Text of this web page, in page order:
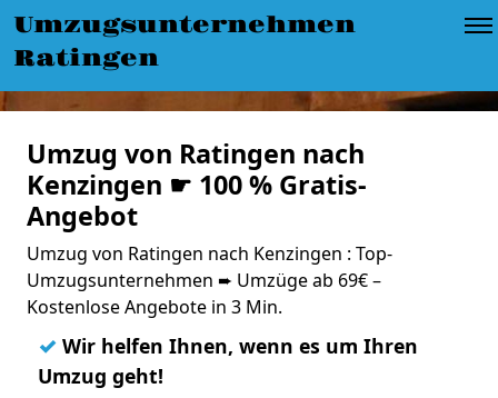
Umzugsunternehmen
Ratingen
Umzug von Ratingen nach
Kenzingen ☛ 100 % Gratis-
Angebot
Umzug von Ratingen nach Kenzingen : Top-
Umzugsunternehmen ➨ Umzüge ab 69€ –
Kostenlose Angebote in 3 Min.
✓ Wir helfen Ihnen, wenn es um Ihren
Umzug geht!